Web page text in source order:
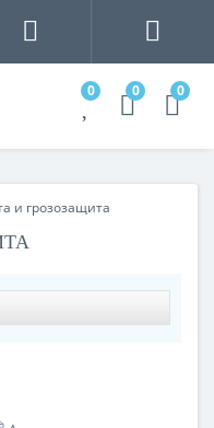
0 0 0
и грозозащита